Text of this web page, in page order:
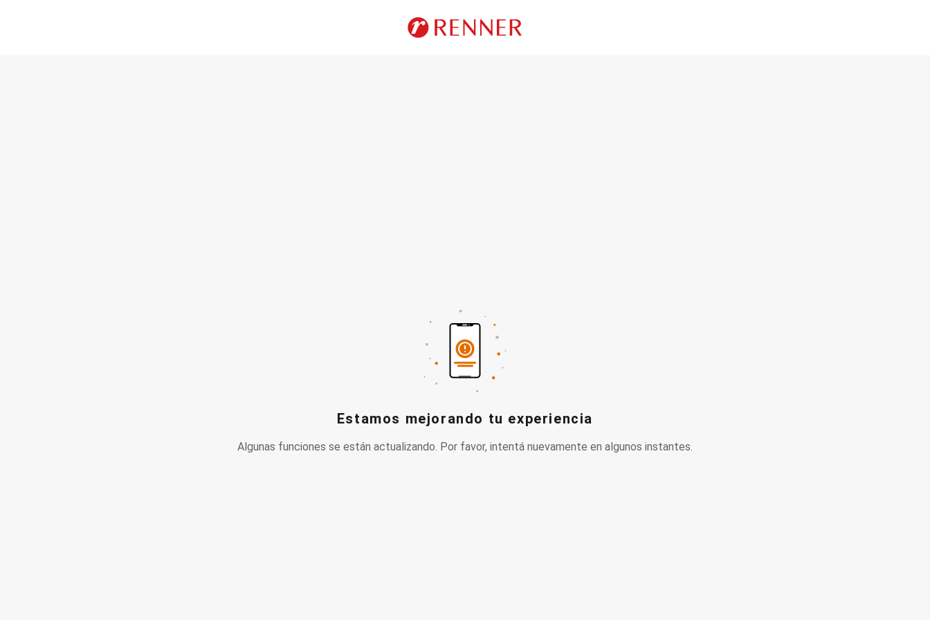
Estamos mejorando tu experiencia
Algunas funciones se están actualizando. Por favor, intentá nuevamente en algunos instantes.